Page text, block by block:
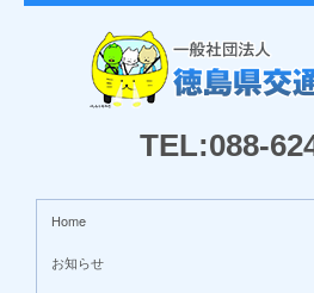
TEL:088-
Home
お知らせ